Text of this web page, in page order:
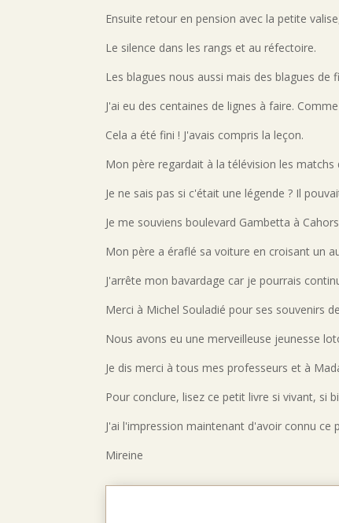
Ensuite retour en pension avec la petite
Le silence dans les rangs et au réfectoire.
Les blagues nous aussi mais des blagues de
J'ai eu des centaines de lignes à faire.
Cela a été fini ! J'avais compris la leçon.
Mon père regardait à la télévision les
Je ne sais pas si c'était une légende ? Il
Je me souviens boulevard Gambetta à
Mon père a éraflé sa voiture en croisant un
J'arrête mon bavardage car je pourrais
Merci à Michel Souladié pour ses souvenirs
Nous avons eu une merveilleuse jeunesse
Je dis merci à tous mes professeurs et à
Pour conclure, lisez ce petit livre si vivant, si
J'ai l'impression maintenant d'avoir connu ce
Mireine